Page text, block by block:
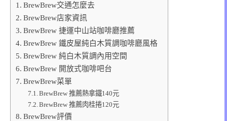
BrewBrew交通怎麼去
BrewBrew店家資訊
BrewBrew 捷運中山站咖啡廳推薦
BrewBrew 鐵皮屋純白木質調咖啡廳風格
BrewBrew 純白木質調內用空間
BrewBrew 開放式咖啡吧台
BrewBrew菜單
BrewBrew 推薦熱拿鐵140元
BrewBrew 推薦肉桂捲120元
BrewBrew評價